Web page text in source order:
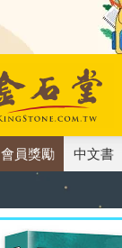
會員獎勵 中文書